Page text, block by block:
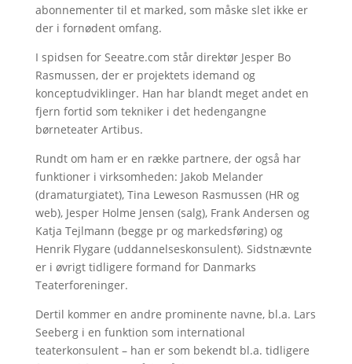
abonnementer til et marked, som måske slet ikke er
der i fornødent omfang.
I spidsen for Seeatre.com står direktør Jesper Bo
Rasmussen, der er projektets idemand og
konceptudviklinger. Han har blandt meget andet en
fjern fortid som tekniker i det hedengangne
børneteater Artibus.
Rundt om ham er en række partnere, der også har
funktioner i virksomheden: Jakob Melander
(dramaturgiatet), Tina Leweson Rasmussen (HR og
web), Jesper Holme Jensen (salg), Frank Andersen og
Katja Tejlmann (begge pr og markedsføring) og
Henrik Flygare (uddannelseskonsulent). Sidstnævnte
er i øvrigt tidligere formand for Danmarks
Teaterforeninger.
Dertil kommer en andre prominente navne, bl.a. Lars
Seeberg i en funktion som international
teaterkonsulent – han er som bekendt bl.a. tidligere